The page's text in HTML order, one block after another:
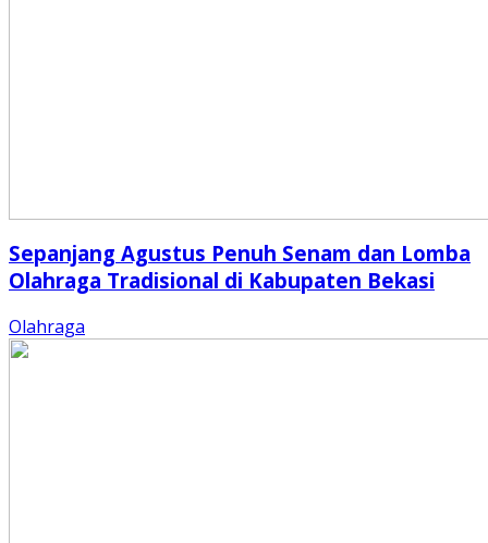
Sepanjang Agustus Penuh Senam dan Lomba
Olahraga Tradisional di Kabupaten Bekasi
Olahraga